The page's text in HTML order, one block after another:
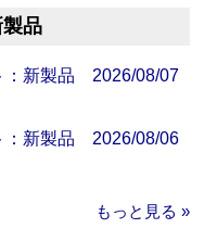
品
：新製品 2026/08/07
：新製品 2026/08/06
もっと見る »